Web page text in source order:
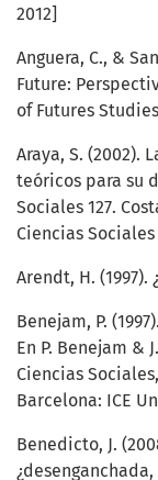
2012]
Anguera, C., &
Future:
of Futures
Araya, S. (2002).
teóricos para su
Sociales 127.
Ciencias Sociales
Arendt, H.
Benejam, P.
En P. Benejam &
Ciencias
Barcelona: ICE
Benedicto, J.